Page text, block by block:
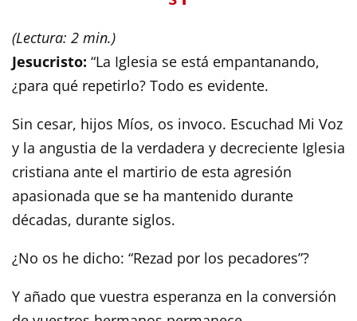
(Lectura: 2 min.)
Jesucristo: “La Iglesia se está empantanando,
¿para qué repetirlo? Todo es evidente.
Sin cesar, hijos Míos, os invoco. Escuchad Mi Voz
y la angustia de la verdadera y decreciente Iglesia
cristiana ante el martirio de esta agresión
apasionada que se ha mantenido durante
décadas, durante siglos.
¿No os he dicho: “Rezad por los pecadores”?
Y añado que vuestra esperanza en la conversión